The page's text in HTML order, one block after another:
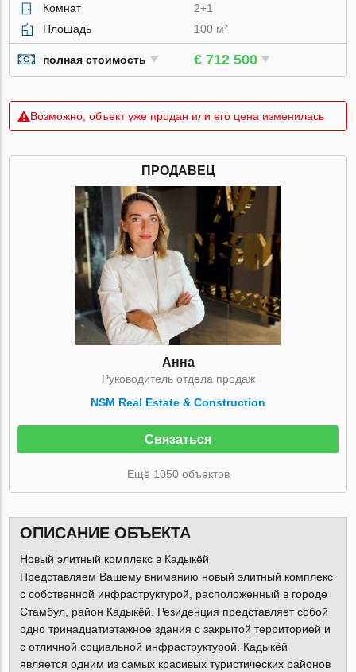
Комнат
2+1
Площадь
100 м²
полная стоимость € 712 500
Возможно, объект уже продан или его цена изменилась
ПРОДАВЕЦ
Анна
Руководитель отдела продаж
NSM Real Estate & Construction
Связаться
Ещё 1050 объектов
ОПИСАНИЕ ОБЪЕКТА
Новый элитный комплекс в Кадыкёй
Представляем Вашему вниманию новый элитный комплекс
с собственной инфраструктурой, расположенный в городе
Стамбул, район Кадыкёй. Резиденция представляет собой
одно тринадцатиэтажное здания с закрытой территорией и
с отличной социальной инфраструктурой. Кадыкёй
является одним из самых красивых туристических районов